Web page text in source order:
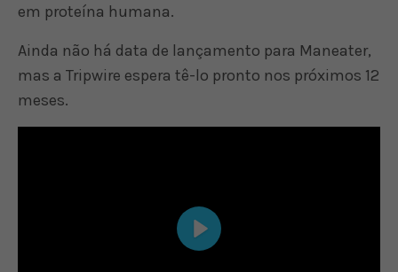
em proteína humana.
Ainda não há data de lançamento para Maneater,
mas a Tripwire espera tê-lo pronto nos próximos 12
meses.
Play